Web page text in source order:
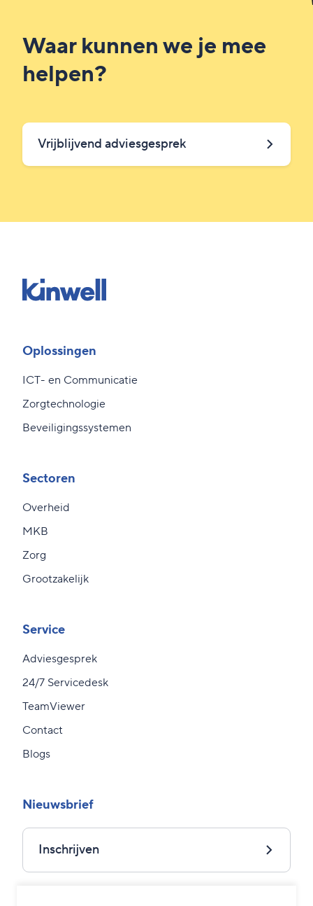
Waar kunnen we je mee
helpen?
Vrijblijvend adviesgesprek
Oplossingen
ICT- en Communicatie
Zorgtechnologie
Beveiligingssystemen
Sectoren
Overheid
MKB
Zorg
Grootzakelijk
Service
Adviesgesprek
24/7 Servicedesk
TeamViewer
Contact
Blogs
Nieuwsbrief
Inschrijven